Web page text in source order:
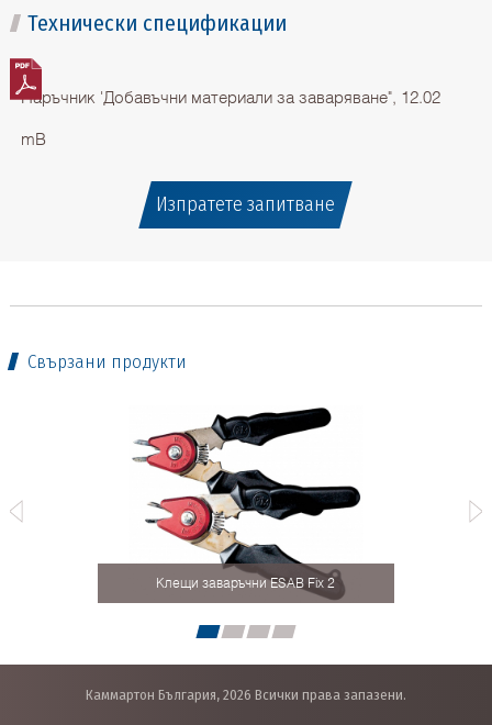
Технически спецификации
Наръчник 'Добавъчни материали за заваряване", 12.02
mB
Изпратете запитване
Свързани продукти
Клещи заваръчни ESAB Fix 2
Каммартон България, 2026 Всички права запазени.